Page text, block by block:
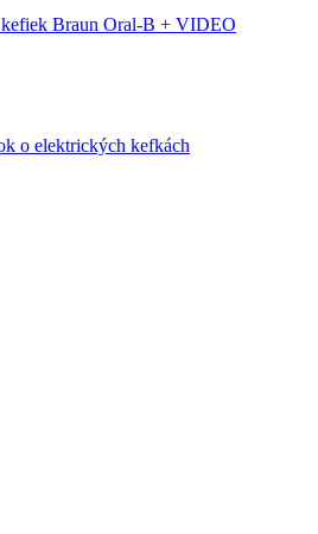
Braun Oral-B + VIDEO
o elektrických kefkách